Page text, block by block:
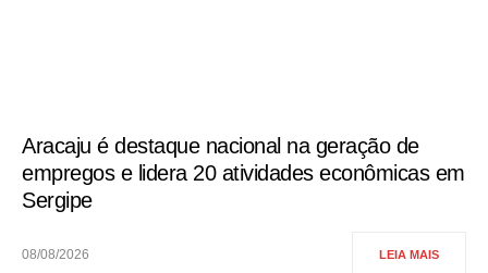
Aracaju é destaque nacional na geração de
empregos e lidera 20 atividades econômicas em
Sergipe
08/08/2026 LEIA MAIS